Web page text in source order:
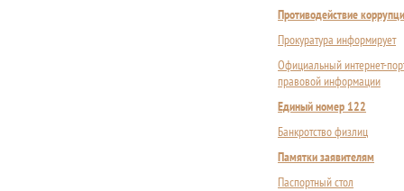
Противодействие
Прокуратура информирует
Официальный интернет-
правовой информации
Единый номер 122
Банкротство физлиц
Памятки заявителям
Паспортный стол